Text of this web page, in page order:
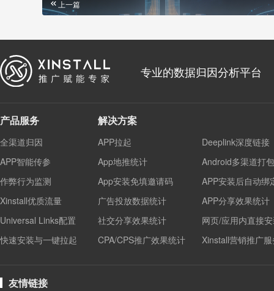
上一篇
专业的数据归因分析平台
产品服务
全渠道归因
APP智能传参
作弊行为监测
Xinstall优质流量
Universal Links配置
快速安装与一键拉起
解决方案
APP拉起
Deeplink深度链接
App地推统计
Android多渠道打包
App安装免填邀请码
APP安装后自动绑
广告投放数据统计
APP分享效果统计
社交分享效果统计
网页/应用内直接
CPA/CPS推广效果统计
Xinstall营销推广
友情链接